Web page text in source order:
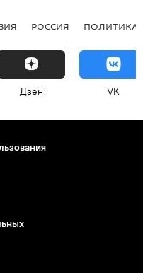
РОССИЯ ПОЛИТИКА
Дзен VK